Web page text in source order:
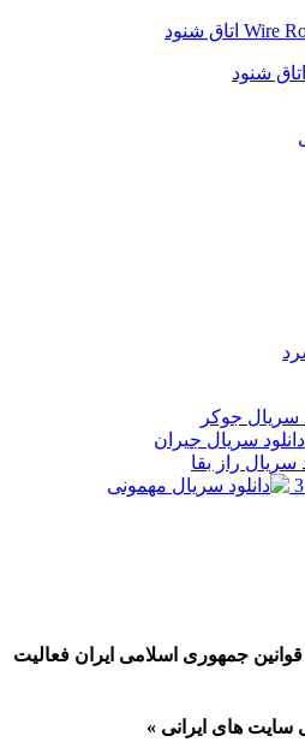
جمهوری اسلامی ایران فعالیت
سایت های ایرانی »